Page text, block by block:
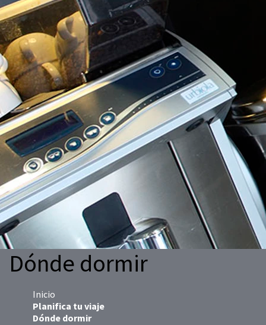
Dónde dormir
Inicio
Planifica tu viaje
Dónde dormir